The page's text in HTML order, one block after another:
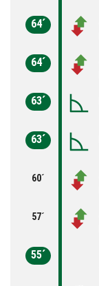
64´
64´
63´
63´
60´
57´
55´